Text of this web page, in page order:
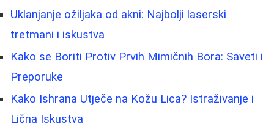
Uklanjanje ožiljaka od akni: Najbolji laserski
tretmani i iskustva
Kako se Boriti Protiv Prvih Mimičnih Bora: Saveti i
Preporuke
Kako Ishrana Utječe na Kožu Lica? Istraživanje i
Lična Iskustva